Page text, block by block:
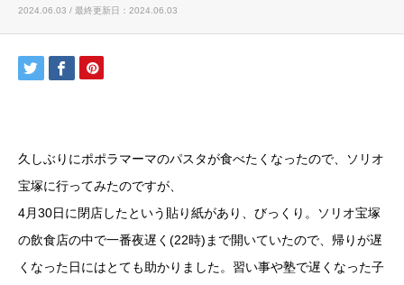
2024.06.03 / 最終更新日：2024.06.03
久しぶりにポポラマーマのパスタが食べたくなったので、ソリオ
宝塚に行ってみたのですが、
4月30日に閉店したという貼り紙があり、びっくり。ソリオ宝塚
の飲食店の中で一番夜遅く(22時)まで開いていたので、帰りが遅
くなった日にはとても助かりました。習い事や塾で遅くなった子